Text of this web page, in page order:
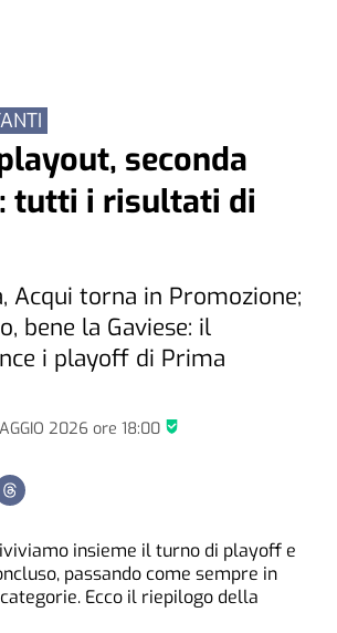
2026ore 18:00
seconda
tutti i risultati di
Acqui torna in Promozione;
bene la Gaviese: il
i playoff di Prima
insieme il turno di playoff e
passando come sempre in
Ecco il riepilogo della